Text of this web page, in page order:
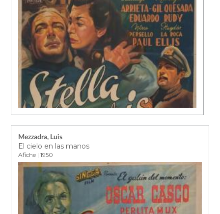
Mezzadra, Luis
El cielo en las manos
Afiche | 1950